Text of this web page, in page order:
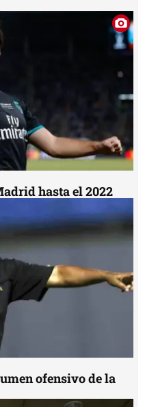
hasta el 2022
ofensivo de la